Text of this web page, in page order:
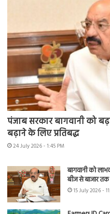
पंजाब सरकार बागवानी को
बढ़ाने के लिए प्रतिबद्ध
24 July 2026 - 1:45 PM
बागवानी को
बीज से बाजार तक
15 July 2026 -